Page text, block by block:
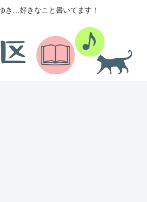
き…好きなこと書いてます！